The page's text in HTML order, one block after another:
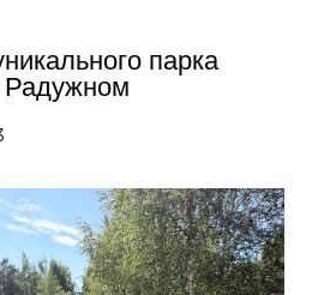
парка
Радужном